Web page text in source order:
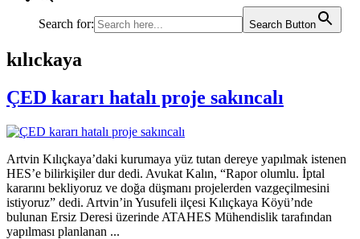
Search for: Search Button
kılıckaya
ÇED kararı hatalı proje sakıncalı
Artvin Kılıçkaya’daki kurumaya yüz tutan dereye yapılmak istenen
HES’e bilirkişiler dur dedi. Avukat Kalın, “Rapor olumlu. İptal
kararını bekliyoruz ve doğa düşmanı projelerden vazgeçilmesini
istiyoruz” dedi. Artvin’in Yusufeli ilçesi Kılıçkaya Köyü’nde
bulunan Ersiz Deresi üzerinde ATAHES Mühendislik tarafından
yapılması planlanan ...